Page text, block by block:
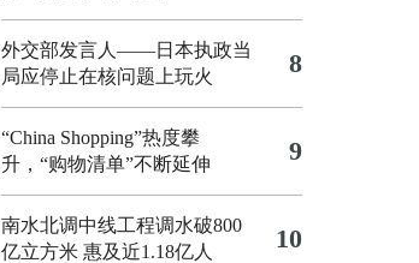
外交部发言人——日本执政当
局应停止在核问题上玩火
8
“China Shopping”热度攀
升，“购物清单”不断延伸
9
南水北调中线工程调水破800
亿立方米 惠及近1.18亿人
10